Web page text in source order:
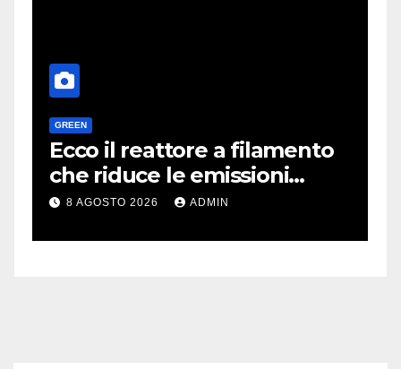
GREEN
Ecco il reattore a filamento
che riduce le emissioni
dell’industria chimica
8 AGOSTO 2026 ADMIN